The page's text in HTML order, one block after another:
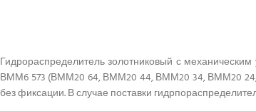
Гидрораспределитель золотниковый с
ВММ6 573 (ВММ20 64, ВММ20 44, ВММ20 34, ВММ20
без фиксации. В случае поставки